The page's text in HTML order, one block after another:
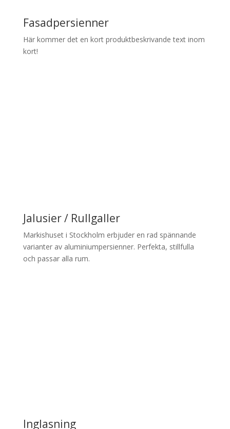
Fasadpersienner
Här kommer det en kort produktbeskrivande text inom
kort!
Jalusier / Rullgaller
Markishuset i Stockholm erbjuder en rad spännande
varianter av aluminiumpersienner. Perfekta, stillfulla
och passar alla rum.
Inglasning